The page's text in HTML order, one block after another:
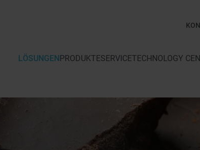
LÖSUNGEN PRODUKTESERVICETECHNOLOGY